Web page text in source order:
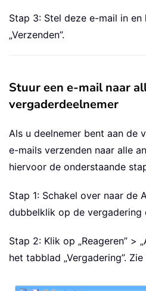
Stap 3: Stel deze e-mail in
„Verzenden”.
Stuur een e-mail naar
vergaderdeelnemer
Als u deelnemer bent aan de
e-mails verzenden naar alle
hiervoor de onderstaande
Stap 1: Schakel over naar de
dubbelklik op de vergadering
Stap 2: Klik op „Reageren” >
het tabblad „Vergadering”.